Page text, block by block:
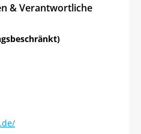
& Verantwortliche